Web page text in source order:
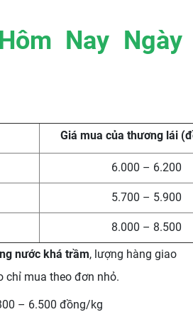
Nay Ngày
Giá mua của thương lái
6.000 – 6.200
5.700 – 5.900
8.000 – 8.500
nước khá trầm, lượng hàng giao
chỉ mua theo đơn nhỏ.
– 6.500 đồng/kg